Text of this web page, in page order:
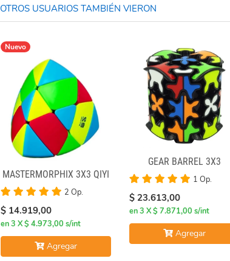
OTROS USUARIOS TAMBIÉN VIERON
Nuevo
MASTERMORPHIX 3X3 QIYI
2 Op.
$ 14.919,00
en 3 X $ 4.973,00 s/int
Agregar
GEAR BARREL 3X3
1 Op.
$ 23.613,00
en 3 X $ 7.871,00 s/int
Agregar